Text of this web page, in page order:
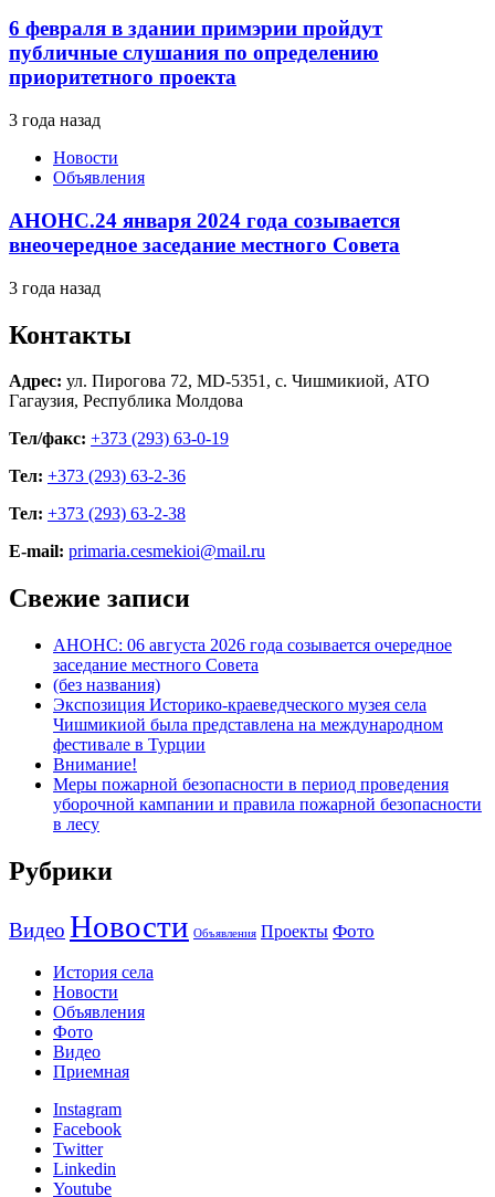
6 февраля в здании примэрии пройдут
публичные слушания по определению
приоритетного проекта
3 года назад
Новости
Объявления
АНОНС.24 января 2024 года созывается
внеочередное заседание местного Совета
3 года назад
Контакты
Адрес: ул. Пирогова 72, MD-5351, с. Чишмикиой, АТО
Гагаузия, Республика Молдова
Тел/факс: +373 (293) 63-0-19
Тел: +373 (293) 63-2-36
Тел: +373 (293) 63-2-38
E-mail: primaria.cesmekioi@mail.ru
Свежие записи
АНОНС: 06 августа 2026 года созывается очередное
заседание местного Совета
(без названия)
Экспозиция Историко-краеведческого музея села
Чишмикиой была представлена на международном
фестивале в Турции
Внимание!
Меры пожарной безопасности в период проведения
уборочной кампании и правила пожарной безопасности
в лесу
Рубрики
Видео Новости Объявления Проекты Фото
История села
Новости
Объявления
Фото
Видео
Приемная
Instagram
Facebook
Twitter
Linkedin
Youtube